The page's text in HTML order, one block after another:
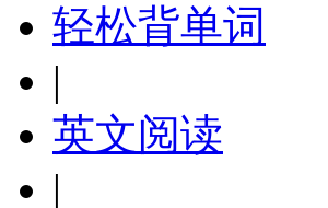
轻松背单词
|
英文阅读
|